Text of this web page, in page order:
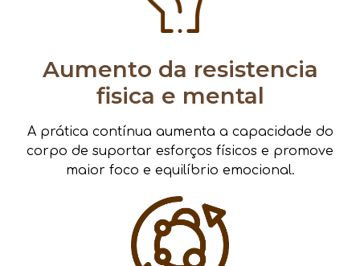
Aumento da resistencia
fisica e mental
A prática contínua aumenta a capacidade do
corpo de suportar esforços físicos e promove
maior foco e equilíbrio emocional.